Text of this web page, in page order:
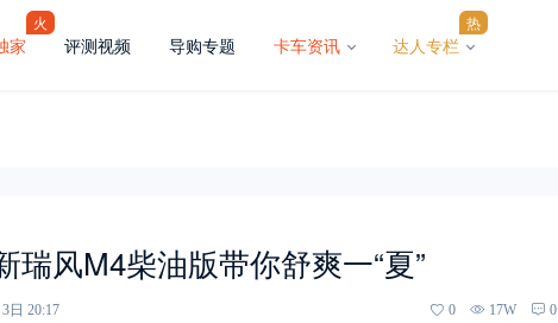
家
火
评测视频 导购专题 卡车资讯 达人专栏
热
风M4柴油版带你舒爽一“夏”
日 20:17 0 17W 0